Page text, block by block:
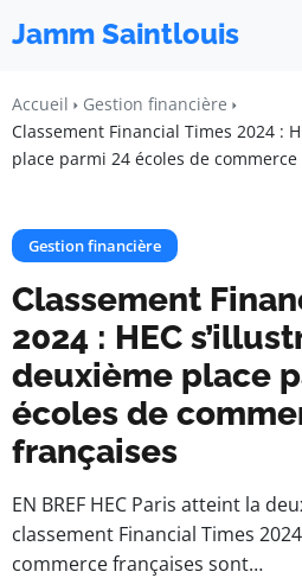
Jamm Saintlouis
Accueil
Gestion financière
Classement Financial Times 2024 :
place parmi 24 écoles de
Gestion financière
Classement
2024 : HEC
deuxième place
écoles de
françaises
EN BREF HEC Paris atteint la
classement Financial Times
commerce françaises sont…